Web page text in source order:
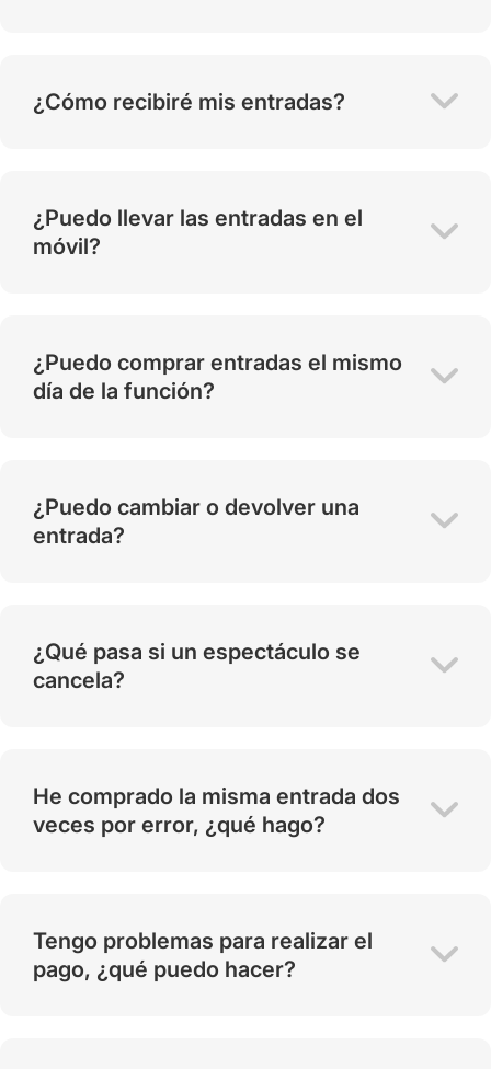
¿Cómo recibiré mis entradas?
¿Puedo llevar las entradas en el
móvil?
¿Puedo comprar entradas el mismo
día de la función?
¿Puedo cambiar o devolver una
entrada?
¿Qué pasa si un espectáculo se
cancela?
He comprado la misma entrada dos
veces por error, ¿qué hago?
Tengo problemas para realizar el
pago, ¿qué puedo hacer?